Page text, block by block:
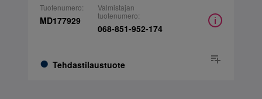
Tuotenumero:
MD177929
Tehdastilaustuote
Valmistajan
tuotenumero:
068-851-952-174